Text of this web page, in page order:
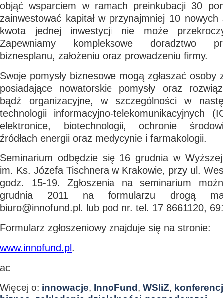
objąć wsparciem w ramach preinkubacji 30
zainwestować kapitał w przynajmniej 10 nowych
kwota jednej inwestycji nie może
Zapewniamy kompleksowe doradztwo
biznesplanu, założeniu oraz prowadzeniu firmy.
Swoje pomysły biznesowe mogą zgłaszać osoby
posiadające nowatorskie pomysły oraz
bądź organizacyjne, w szczególności w
technologii informacyjno-telekomunikacyjnych
elektronice, biotechnologii, ochronie
źródłach energii oraz medycynie i farmakologii.
Seminarium odbędzie się 16 grudnia w Wyższej
im. Ks. Józefa Tischnera w Krakowie, przy ul.
godz. 15-19. Zgłoszenia na seminarium
grudnia 2011 na formularzu drogą
biuro@innofund.pl. lub pod nr. tel. 17 8661120,
Formularz zgłoszeniowy znajduje się na stronie:
www.innofund.pl .
ac
Więcej o: innowacje, InnoFund , WSIiZ,